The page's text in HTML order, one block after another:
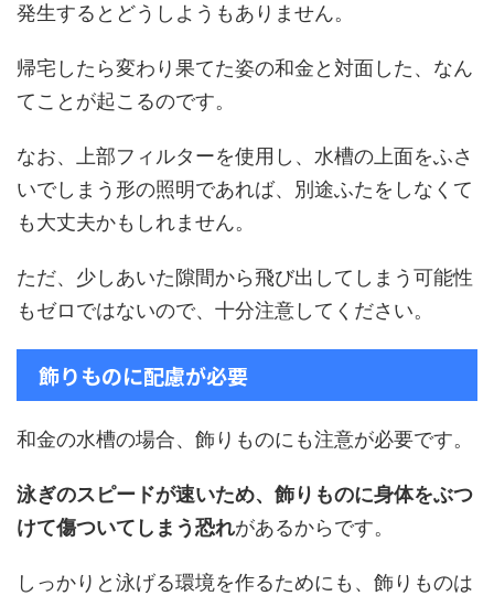
発生するとどうしようもありません。
帰宅したら変わり果てた姿の和金と対面した、なん
てことが起こるのです。
なお、上部フィルターを使用し、水槽の上面をふさ
いでしまう形の照明であれば、別途ふたをしなくて
も大丈夫かもしれません。
ただ、少しあいた隙間から飛び出してしまう可能性
もゼロではないので、十分注意してください。
飾りものに配慮が必要
和金の水槽の場合、飾りものにも注意が必要です。
泳ぎのスピードが速いため、飾りものに身体をぶつ
けて傷ついてしまう恐れがあるからです。
しっかりと泳げる環境を作るためにも、飾りものは